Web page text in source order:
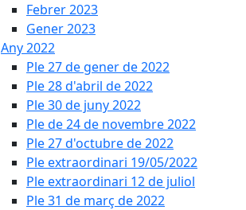
Febrer 2023
Gener 2023
Any 2022
Ple 27 de gener de 2022
Ple 28 d'abril de 2022
Ple 30 de juny 2022
Ple de 24 de novembre 2022
Ple 27 d'octubre de 2022
Ple extraordinari 19/05/2022
Ple extraordinari 12 de juliol
Ple 31 de març de 2022